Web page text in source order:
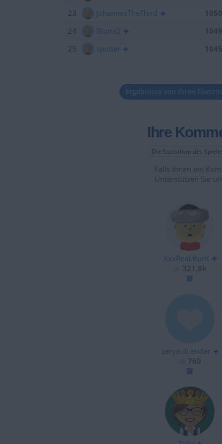
23
JohannesTheThird
24
Blumi2
25
spotter
Ergebnisse von Ihren
Ihre
Die Statistiken des
Falls Ihnen ein
Unterstützen Sie
XxxReaLBurK
zerya.duendar